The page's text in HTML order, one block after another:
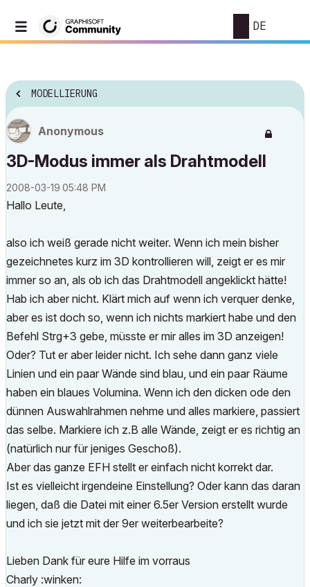
DE
MODELLIERUNG
Anonymous
3D-Modus immer als Drahtmodell
‎2008-03-19 05:48 PM
Hallo Leute,
also ich weiß gerade nicht weiter. Wenn ich mein bisher
gezeichnetes kurz im 3D kontrollieren will, zeigt er es mir
immer so an, als ob ich das Drahtmodell angeklickt hätte!
Hab ich aber nicht. Klärt mich auf wenn ich verquer denke,
aber es ist doch so, wenn ich nichts markiert habe und den
Befehl Strg+3 gebe, müsste er mir alles im 3D anzeigen!
Oder? Tut er aber leider nicht. Ich sehe dann ganz viele
Linien und ein paar Wände sind blau, und ein paar Räume
haben ein blaues Volumina. Wenn ich den dicken ode den
dünnen Auswahlrahmen nehme und alles markiere, passiert
das selbe. Markiere ich z.B alle Wände, zeigt er es richtig an
(natürlich nur für jeniges Geschoß).
Aber das ganze EFH stellt er einfach nicht korrekt dar.
Ist es vielleicht irgendeine Einstellung? Oder kann das daran
liegen, daß die Datei mit einer 6.5er Version erstellt wurde
und ich sie jetzt mit der 9er weiterbearbeite?
Lieben Dank für eure Hilfe im vorraus
Charly :winken: